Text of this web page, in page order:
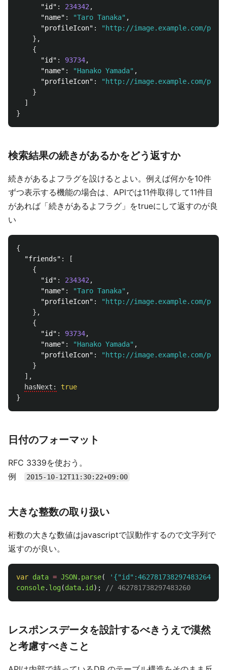
"id" : 234342 ,
"name" : "Taro Tanaka" ,
"profileIcon" :
"http://image.example.com/
},
{
"id" : 93734,
"name" : "Hanako Yamada" ,
"profileIcon" :
"http://image.example.com/
}
]
}
検索結果の続きがあるかをどう返すか
続きがあるよフラグを設けるとよい。例えば何かを10件
ずつ表示する機能の場合は、APIでは11件取得して11件目
があれば「続きがあるよフラグ」をtrueにして返すのが良
い
{
"friends" :
[
{
"id" : 234342 ,
"name" : "Taro Tanaka" ,
"profileIcon" :
"http://image.example.com/
},
{
"id" : 93734,
"name" : "Hanako Yamada" ,
"profileIcon" :
"http://image.example.com/
}
],
hasNext:
true
}
日付のフォーマット
RFC 3339を使おう。
例
2015-10-12T11:30:22+09:00
大きな整数の取り扱い
桁数の大きな数値はjavascriptで誤動作するので文字列で
返すのが良い。
var data = JSON. parse( ' {"id":462781738297483264
console. log(data. id ); // 462781738297483260
レスポンスデータを設計するべきうえで漠然
と考慮すべきこと